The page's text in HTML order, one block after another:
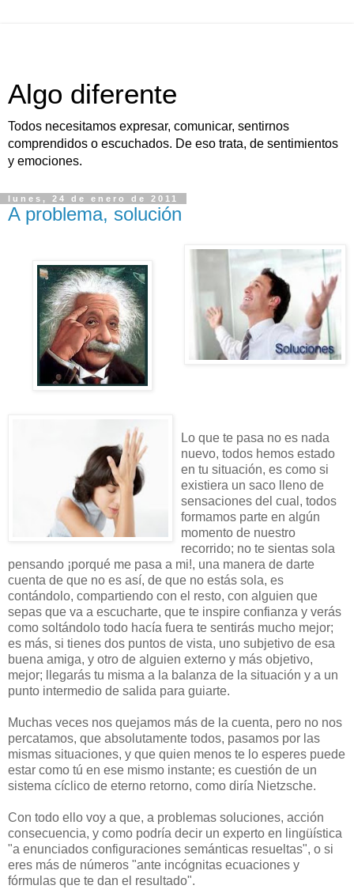
Algo diferente
Todos necesitamos expresar, comunicar, sentirnos
comprendidos o escuchados. De eso trata, de sentimientos
y emociones.
lunes, 24 de enero de 2011
A problema, solución
Lo que te pasa no es nada
nuevo, todos hemos estado
en tu situación, es como si
existiera un saco lleno de
sensaciones del cual, todos
formamos parte en algún
momento de nuestro
recorrido; no te sientas sola
pensando ¡porqué me pasa a mi!, una manera de darte
cuenta de que no es así, de que no estás sola, es
contándolo, compartiendo con el resto, con alguien que
sepas que va a escucharte, que te inspire confianza y verás
como soltándolo todo hacía fuera te sentirás mucho mejor;
es más, si tienes dos puntos de vista, uno subjetivo de esa
buena amiga, y otro de alguien externo y más objetivo,
mejor; llegarás tu misma a la balanza de la situación y a un
punto intermedio de salida para guiarte.
Muchas veces nos quejamos más de la cuenta, pero no nos
percatamos, que absolutamente todos, pasamos por las
mismas situaciones, y que quien menos te lo esperes puede
estar como tú en ese mismo instante; es cuestión de un
sistema cíclico de eterno retorno, como diría Nietzsche.
Con todo ello voy a que, a problemas soluciones, acción
consecuencia, y como podría decir un experto en lingüística
"a enunciados configuraciones semánticas resueltas", o si
eres más de números "ante incógnitas ecuaciones y
fórmulas que te dan el resultado".